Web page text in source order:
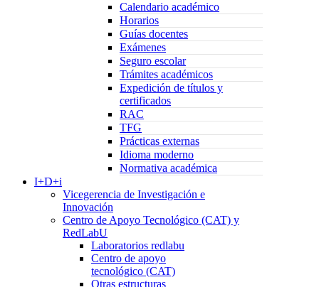
Calendario académico
Horarios
Guías docentes
Exámenes
Seguro escolar
Trámites académicos
Expedición de títulos y
certificados
RAC
TFG
Prácticas externas
Idioma moderno
Normativa académica
I+D+i
Vicegerencia de Investigación e
Innovación
Centro de Apoyo Tecnológico (CAT) y
RedLabU
Laboratorios redlabu
Centro de apoyo
tecnológico (CAT)
Otras estructuras